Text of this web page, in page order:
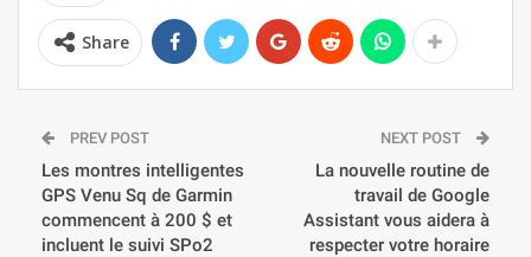
Share
PREV POST
Les montres intelligentes
GPS Venu Sq de Garmin
commencent à 200 $ et
incluent le suivi SPo2
NEXT POST
La nouvelle routine de
travail de Google
Assistant vous aidera à
respecter votre horaire